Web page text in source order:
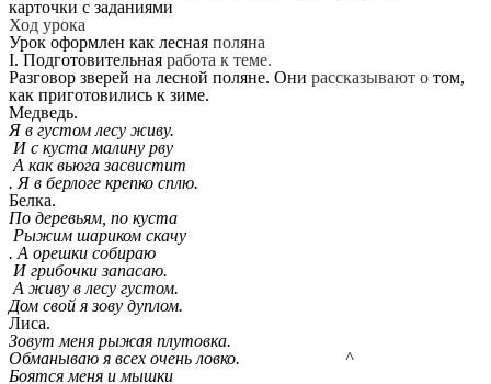
карточки с заданиями
Ход урока
Урок оформлен как лесная поляна
I. Подготовительная работа к теме.
Разговор зверей на лесной поляне. Они рассказывают о том,
как приготовились к зиме.
Медведь.
Я в густом лесу живу.
И с куста малину рву
А как вьюга засвистит
. Я в берлоге крепко сплю.
Белка.
По деревьям, по куста
Рыжим шариком скачу
. А орешки собираю
И грибочки запасаю.
А живу в лесу густом.
Дом свой я зову дуплом.
Лиса.
Зовут меня рыжая плутовка.
Обманываю я всех очень ловко. ^
Боятся меня и мышки